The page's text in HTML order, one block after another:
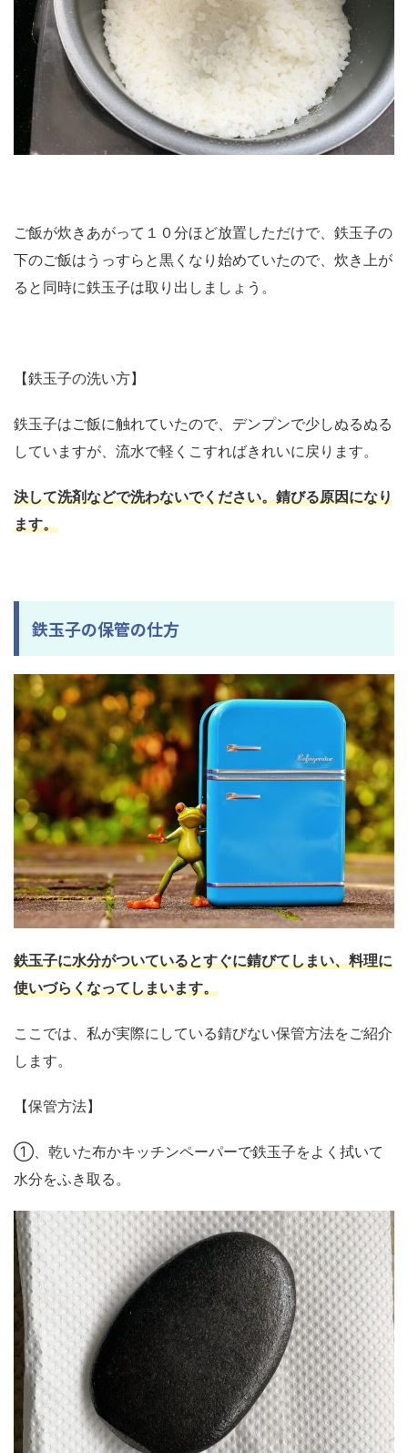
ご飯が炊きあがって１０分ほど放置しただけで、鉄玉子の
下のご飯はうっすらと黒くなり始めていたので、炊き上が
ると同時に鉄玉子は取り出しましょう。
【鉄玉子の洗い方】
鉄玉子はご飯に触れていたので、デンプンで少しぬるぬる
していますが、流水で軽くこすればきれいに戻ります。
決して洗剤などで洗わないでください。錆びる原因になり
ます。
鉄玉子の保管の仕方
鉄玉子に水分がついているとすぐに錆びてしまい、料理に
使いづらくなってしまいます。
ここでは、私が実際にしている錆びない保管方法をご紹介
します。
【保管方法】
①、乾いた布かキッチンペーパーで鉄玉子をよく拭いて
水分をふき取る。